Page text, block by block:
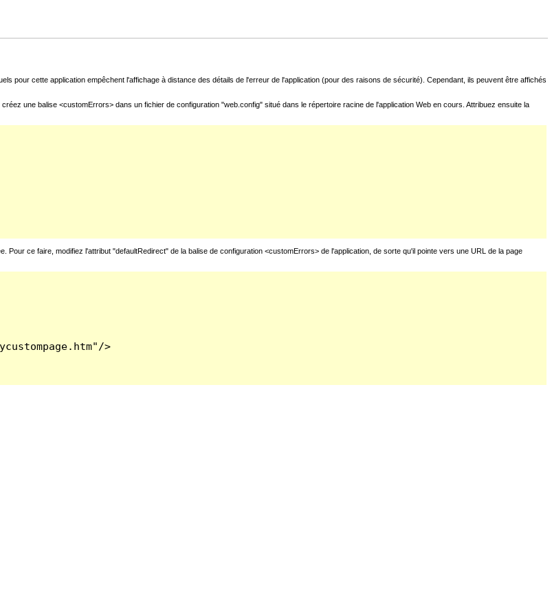
pour cette application empêchent l'affichage à distance des détails de l'erreur de l'application (pour des raisons de sécurité). Cependant, ils peuvent être affichés
une balise <customErrors> dans un fichier de configuration "web.config" situé dans le répertoire racine de l'application Web en cours. Attribuez ensuite la
ce faire, modifiez l'attribut "defaultRedirect" de la balise de configuration <customErrors> de l'application, de sorte qu'il pointe vers une URL de la page
>